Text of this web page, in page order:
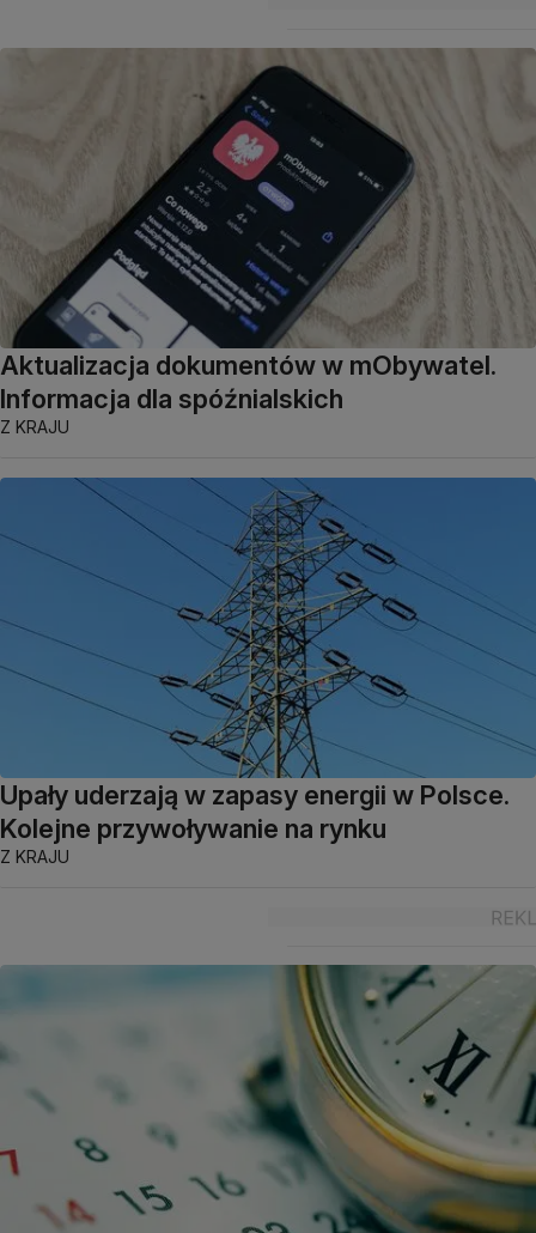
Aktualizacja dokumentów w mObywatel.
Informacja dla spóźnialskich
Z KRAJU
Upały uderzają w zapasy energii w Polsce.
Kolejne przywoływanie na rynku
Z KRAJU